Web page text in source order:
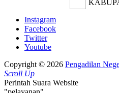
Instagram
Facebook
Twitter
Youtube
Copyright © 2026 Pengadilan
Scroll Up
Perintah Suara Website